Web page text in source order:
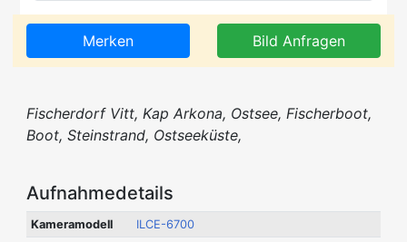
Merken Bild Anfragen
Fischerdorf Vitt, Kap Arkona, Ostsee, Fischerboot,
Boot, Steinstrand, Ostseeküste,
Aufnahmedetails
Kameramodell
ILCE-6700